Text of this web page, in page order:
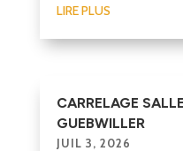
LIRE PLUS
CARRELAGE
GUEBWILLER
JUIL 3, 2026